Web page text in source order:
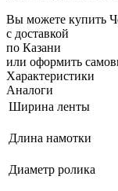
Вы можете купить
с доставкой
по Казани
или оформить
Характеристики
Аналоги
Ширина ленты
Длина намотки
Диаметр ролика